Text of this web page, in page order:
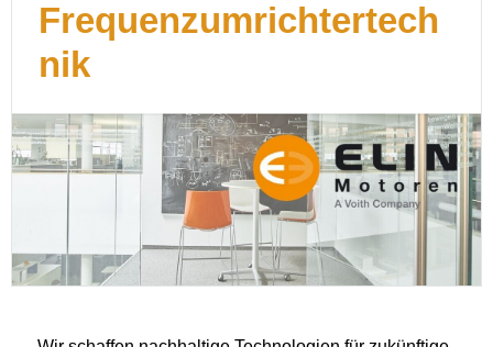
Frequenzumrichtertech
nik